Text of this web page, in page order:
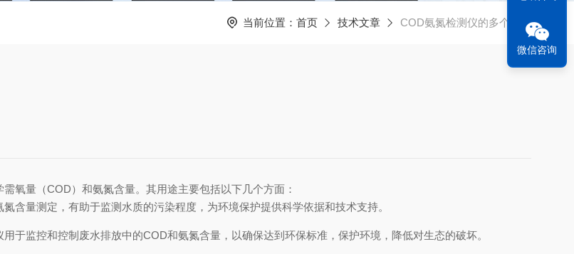
当前位置： 首页 技术文章 COD氨氮检测仪的多个用途
氧量（COD）和氨氮含量。其用途主要包括以下几个方面：
含量测定，有助于监测水质的污染程度，为环境保护提供科学依据和技术支持。
于监控和控制废水排放中的COD和氨氮含量，以确保达到环保标准，保护环境，降低对生态的破坏。
微信咨询